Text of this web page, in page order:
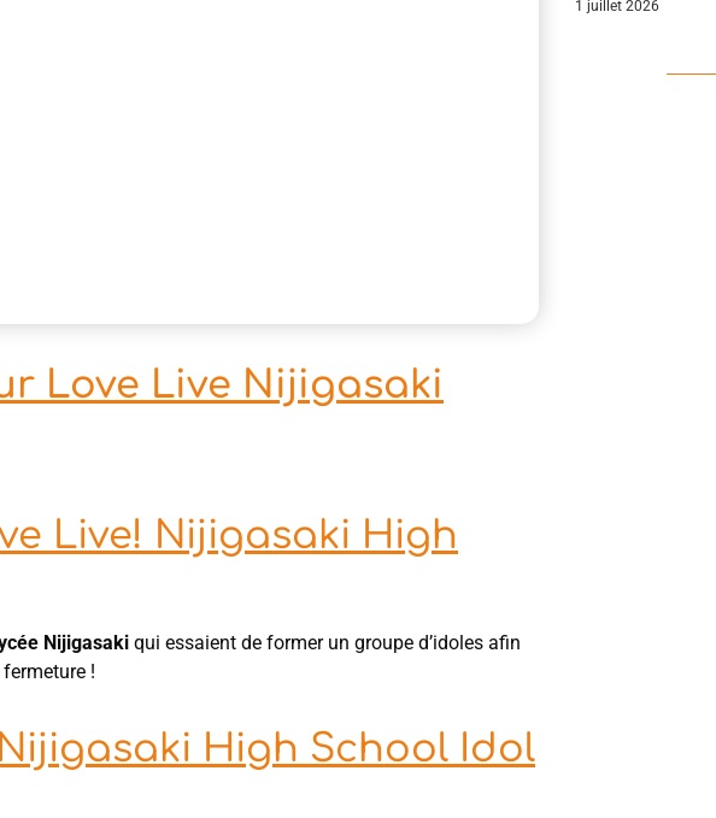
Love Live Nijigasaki
Live! Nijigasaki High
Nijigasaki qui essaient de former un groupe d’idoles afin
!
High School Idol
1 juillet 2026